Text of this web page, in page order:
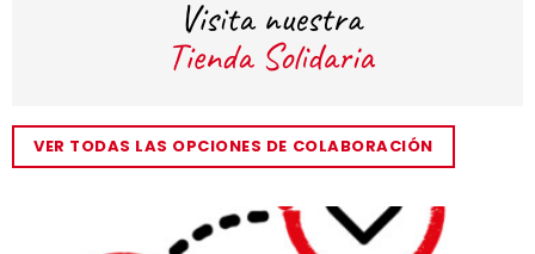
VER TODAS LAS OPCIONES DE COLABORACIÓN